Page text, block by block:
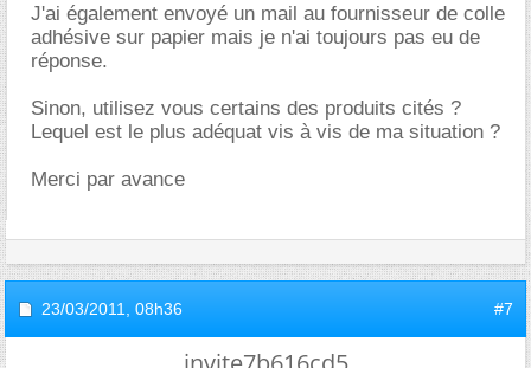
J'ai également envoyé un mail au fournisseur de colle
adhésive sur papier mais je n'ai toujours pas eu de
réponse.
Sinon, utilisez vous certains des produits cités ?
Lequel est le plus adéquat vis à vis de ma situation ?
Merci par avance
23/03/2011, 08h36 #7